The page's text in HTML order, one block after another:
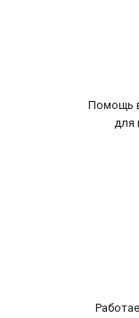
Помощь
для